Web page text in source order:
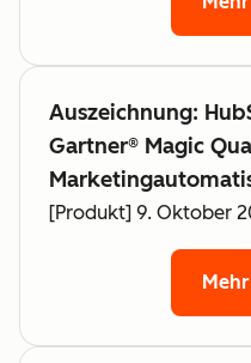
Auszeichnung:
Gartner® Magic
[Produkt] 9. Oktober